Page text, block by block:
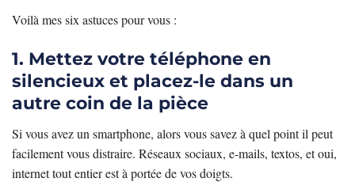
Voilà mes six astuces pour vous :
1. Mettez votre téléphone en
silencieux et placez-le dans un
autre coin de la pièce
Si vous avez un smartphone, alors vous savez à quel point il peut
facilement vous distraire. Réseaux sociaux, e-mails, textos, et oui,
internet tout entier est à portée de vos doigts.